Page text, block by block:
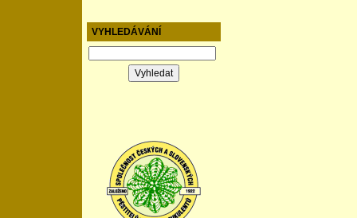
VYHLEDÁVÁNÍ